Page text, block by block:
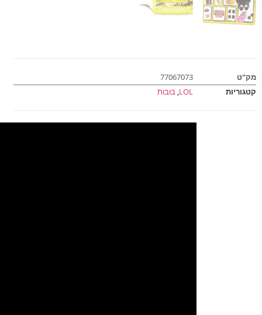
מק"ט
77067073
קטגוריות
LOL
, בובות